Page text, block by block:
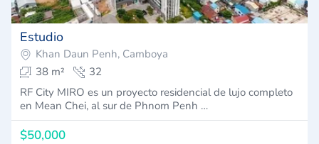
Estudio
Khan Daun Penh, Camboya
38 m²
32
RF City MIRO es un proyecto residencial de lujo completo
en Mean Chei, al sur de Phnom Penh …
$50,000